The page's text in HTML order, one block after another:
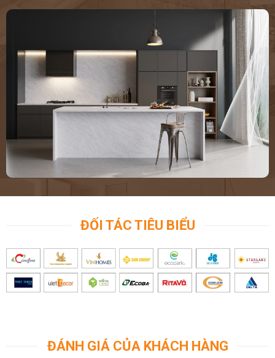
ĐỐI TÁC TIÊU BIỂU
ĐÁNH GIÁ CỦA KHÁCH HÀNG